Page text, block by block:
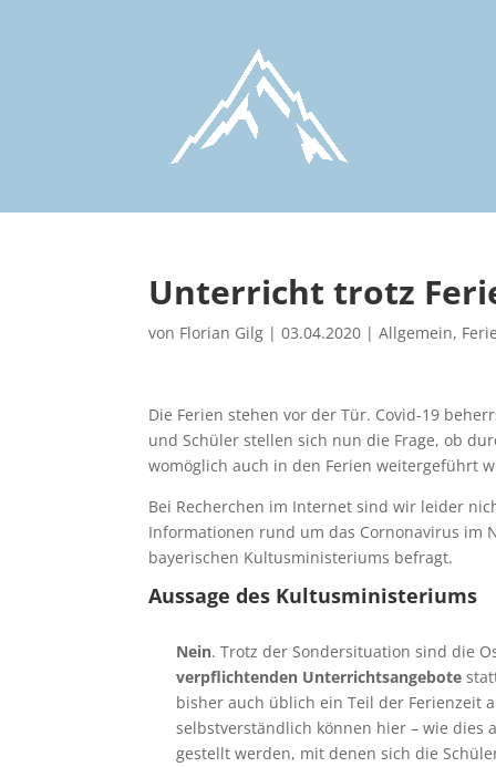
Unterricht trotz
von Florian Gilg |03.04.2020 |Allgemein,
Die Ferien stehen vor der Tür. Covid-19
und Schüler stellen sich nun die Frage, ob
womöglich auch in den Ferien weitergeführt
Bei Recherchen im Internet sind wir leider
Informationen rund um das Cornonavirus im
bayerischen Kultusministeriums befragt.
Aussage des Kultusministeriums
Nein. Trotz der Sondersituation sind die
verpflichtenden Unterrichtsangebote
bisher auch üblich ein Teil der Ferienzeit
selbstverständlich können hier – wie dies
gestellt werden, mit denen sich die